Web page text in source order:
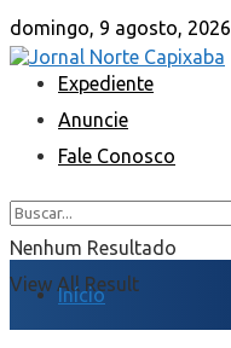
domingo, 9 agosto, 2026
Expediente
Anuncie
Fale Conosco
Nenhum Resultado
View All Result
Início